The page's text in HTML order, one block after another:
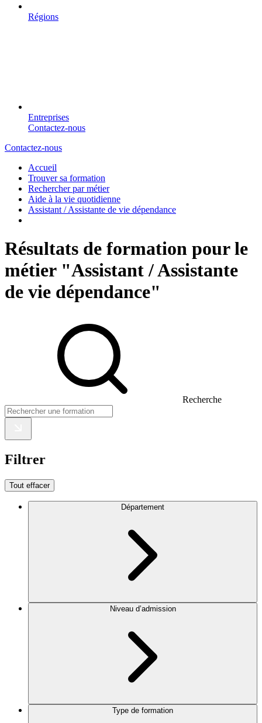
Régions
Entreprises
Contactez-nous
Contactez-nous
Accueil
Trouver sa formation
Rechercher par métier
Aide à la vie quotidienne
Assistant / Assistante de vie dépendance
Résultats de formation pour le
métier "Assistant / Assistante
de vie dépendance"
Recherche
Filtrer
Tout effacer
Département
Niveau d’admission
Type de formation